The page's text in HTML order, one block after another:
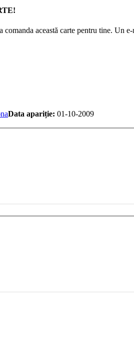
această carte pentru tine. Un
Data apariție: 01-10-2009